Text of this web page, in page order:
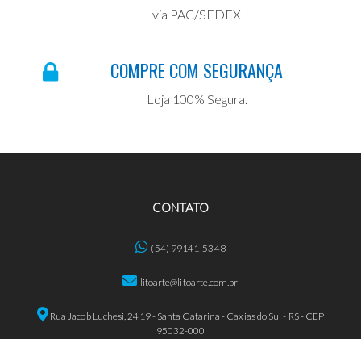
via PAC/SEDEX
COMPRE COM SEGURANÇA
Loja 100% Segura.
CONTATO
(54) 99141-5348
litoarte@litoarte.com.br
Rua Jacob Luchesi, 2419 - Santa Catarina - Caxias do Sul - RS - CEP
95032-000